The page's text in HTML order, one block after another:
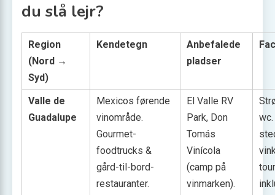
du slå lejr?
Region
(Nord →
Syd)
Kendetegn
Anbefalede
pladser
Valle de
Guadalupe
Mexicos førende
vinområde.
Gourmet-
foodtrucks &
gård-til-bord-
restauranter.
El Valle RV
Park, Don
Tomás
Vinícola
(camp på
vinmarken).